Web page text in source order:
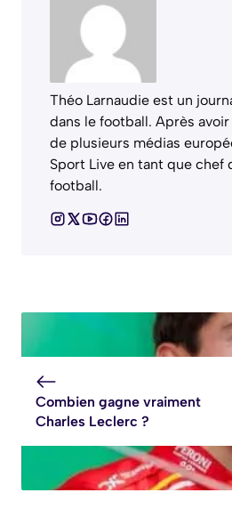
Théo Larnaudie est un
dans le football. Après
de plusieurs médias
Sport Live en tant que chef
football.
Combien gagne vraiment
Charles Leclerc ?